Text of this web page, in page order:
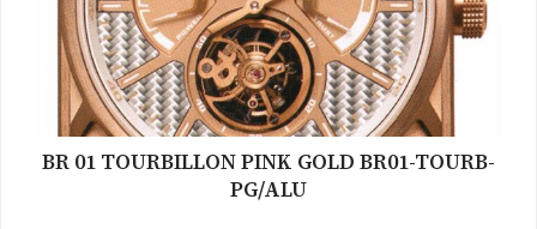
BR 01 TOURBILLON PINK GOLD BR01-TOURB-
PG/ALU